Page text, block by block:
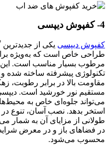
4- کفپوش دیپسی
کفپوش دیپسی یکی از
طراحی خاص است که به‌ویژه
مرطوب بسیار مناسب است. این
تکنولوژی پیشرفته ساخته شده
مقاومت بالا در برابر رطوبت،
مستقیم نور خورشید است.
می‌تواند جلوه‌ای خاص به
استخر بدهد. نصب آسان، تنوع
طولانی از مزایای آن به شمار
در فضاهای باز و در معرض
محسوب می‌شود.